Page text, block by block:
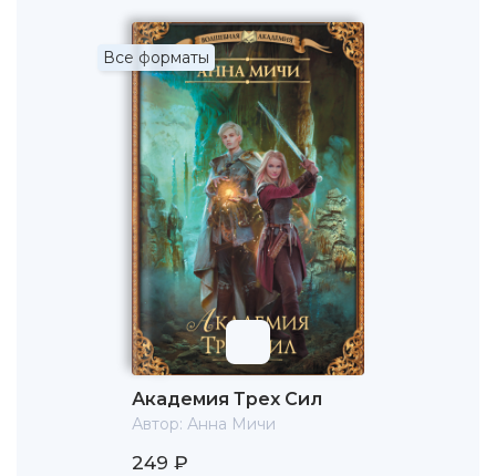
Все форматы
Академия Трех Сил
Автор: Анна Мичи
249 ₽